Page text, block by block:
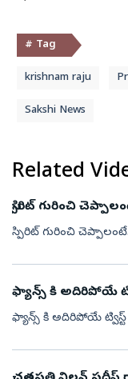
# Tag
krishnam raju
Sakshi News
Related
స్పిరిట్ గురించి
స్పిరిట్ గురించి
ఫ్యాన్స్ కి అదిరిపోయే
ఫ్యాన్స్ కి అదిరిపోయే